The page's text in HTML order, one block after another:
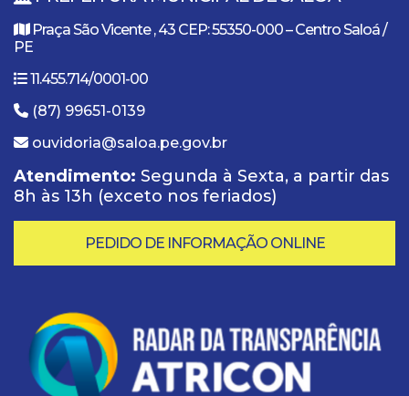
Praça São Vicente , 43 CEP: 55350-000 – Centro Saloá /
PE
11.455.714/0001-00
(87) 99651-0139
ouvidoria@saloa.pe.gov.br
Atendimento: Segunda à Sexta, a partir das
8h às 13h (exceto nos feriados)
PEDIDO DE INFORMAÇÃO ONLINE